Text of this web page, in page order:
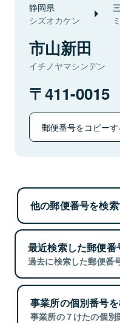
静岡県
シズオカケン
市山新田
イチノヤマシンデン
411-0015
郵便番号をコピーす
他の郵便番号を検
最近検索した郵便番
過去に検索した郵便番
事業所の個別番号
事業所の７けたの個別